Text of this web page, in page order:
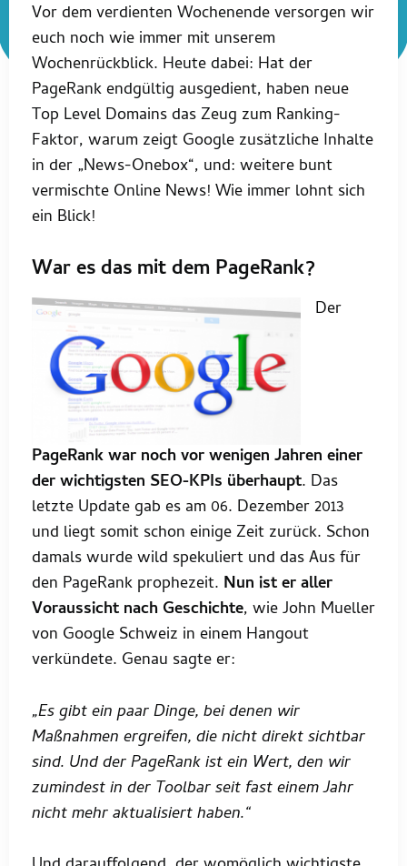
Vor dem verdienten Wochenende versorgen wir
euch noch wie immer mit unserem
Wochenrückblick. Heute dabei: Hat der
PageRank endgültig ausgedient, haben neue
Top Level Domains das Zeug zum Ranking-
Faktor, warum zeigt Google zusätzliche Inhalte
in der „News-Onebox“, und: weitere bunt
vermischte Online News! Wie immer lohnt sich
ein Blick!
War es das mit dem PageRank?
Der
PageRank war noch vor wenigen Jahren einer
der wichtigsten SEO-KPIs überhaupt. Das
letzte Update gab es am 06. Dezember 2013
und liegt somit schon einige Zeit zurück. Schon
damals wurde wild spekuliert und das Aus für
den PageRank prophezeit. Nun ist er aller
Voraussicht nach Geschichte, wie John Mueller
von Google Schweiz in einem Hangout
verkündete. Genau sagte er:
„Es gibt ein paar Dinge, bei denen wir
Maßnahmen ergreifen, die nicht direkt sichtbar
sind. Und der PageRank ist ein Wert, den wir
zumindest in der Toolbar seit fast einem Jahr
nicht mehr aktualisiert haben.“